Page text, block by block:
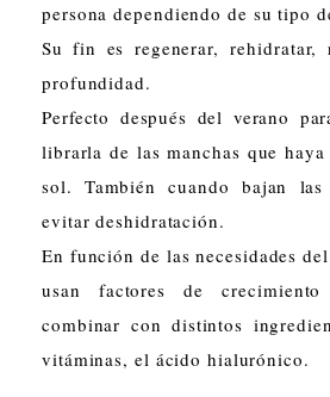
persona dependiendo de su tipo
Su fin es regenerar, rehidratar,
profundidad.
Perfecto después del verano
librarla de las manchas que
sol. También cuando bajan las
evitar deshidratación.
En función de las necesidades
usan factores de
combinar con distintos
vitáminas, el ácido hialurónico.